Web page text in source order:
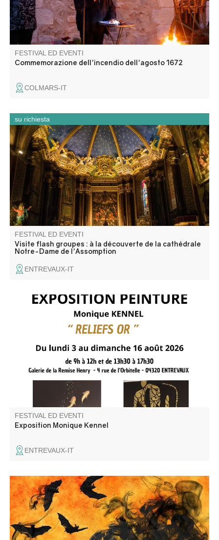
FESTIVAL ED EVENTI
Commemorazione dell'incendio dell'agosto 1672
COLMARS-IT
Partez à la découverte de la cathédrale Notre-Dame-de-
l’Assomption lors d’une visite flash guidée spécialement
conçue pour les groupes. En un temps court, elle dévoile
son histoire, ses décors et les éléments essentiels qui ont
marqué la vie de la cité.
FESTIVAL ED EVENTI
Visite flash groupes : à la découverte de la cathédrale
Notre-Dame de l'Assomption
su richiesta
ENTREVAUX-IT
Monique Kennel présente sa nouvelle exposition "Reliefs
FESTIVAL ED EVENTI
Exposition Monique Kennel
ENTREVAUX-IT
Ballo di Halloween aperto a tutti, organizzato dal Comité
des fêtes.